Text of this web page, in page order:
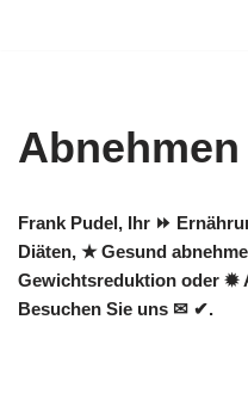
Frank Pudel, Ihr ⏩
Diäten, ★ Gesund
Gewichtsreduktion oder ✹
Besuchen Sie uns ✉ ✔.